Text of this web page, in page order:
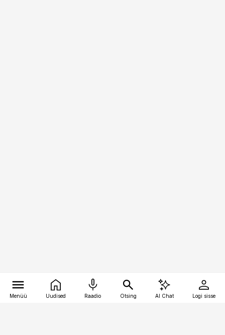
Menüü Uudised Raadio Otsing AI Chat Logi sisse